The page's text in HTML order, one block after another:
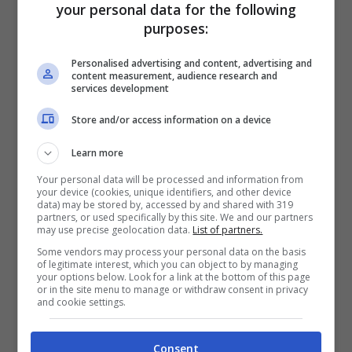
Fino a 2050€ sport e casino
Per i nuovi registrati: 100% fino a 2.000€ in Bonus
2050€
VERIFICA
BONUS BENVENUTO LOTTOMATICA: 2050€
Fino a 2050€ bonus scommesse e sport
Per i nuovi utenti della piattaforma: 100% fino a 50€ in
Bonus Scommesse + 100% fino a 2000€ in Bonus
Sport
your personal data for the following
purposes:
Personalised advertising and content, advertising and
content measurement, audience research and
services development
Store and/or access information on a device
Learn more
Your personal data will be processed and information from
your device (cookies, unique identifiers, and other device
data) may be stored by, accessed by and shared with 319
partners, or used specifically by this site. We and our partners
may use precise geolocation data. List of partners.
Some vendors may process your personal data on the basis
of legitimate interest, which you can object to by managing
your options below. Look for a link at the bottom of this page
or in the site menu to manage or withdraw consent in privacy
and cookie settings.
Consent